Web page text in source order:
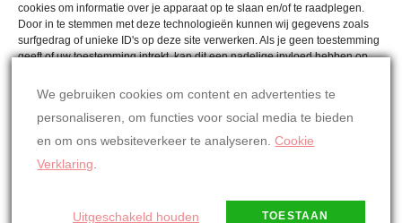
cookies om informatie over je apparaat op te slaan en/of te raadplegen.
Door in te stemmen met deze technologieën kunnen wij gegevens zoals
surfgedrag of unieke ID's op deze site verwerken. Als je geen toestemming
geeft of uw toestemming intrekt, kan dit een nadelige invloed hebben op
ACCEPTEREN
BEKIJK VOORKEUREN
Lactosevrije Recepten
Mina´s Weetjes
Oostenrijkse Recepten
Overig
We gebruiken cookies om content en advertenties te
personaliseren, om functies voor social media te bieden
en om ons websiteverkeer te analyseren.Cookie
Verklaring
TOESTAAN
Uitgeschakeld houden